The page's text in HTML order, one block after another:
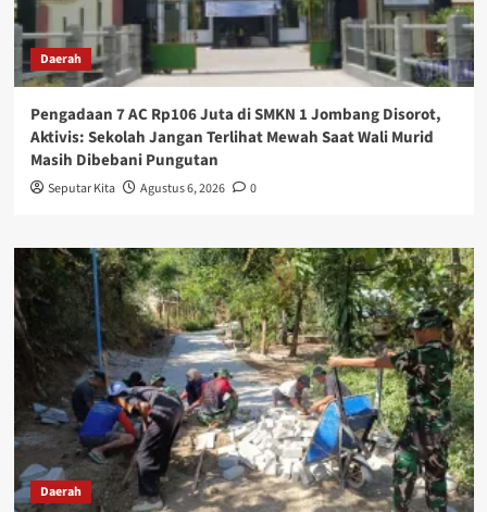
Daerah
Pengadaan 7 AC Rp106 Juta di SMKN 1 Jombang Disorot,
Aktivis: Sekolah Jangan Terlihat Mewah Saat Wali Murid
Masih Dibebani Pungutan
Seputar Kita Agustus 6, 2026 0
Daerah